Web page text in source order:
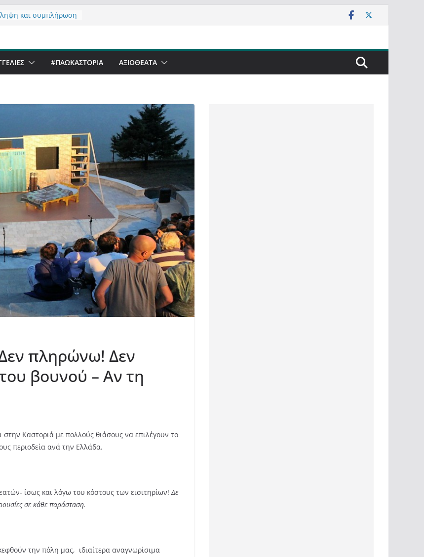
και συμπλήρωση
αντέξει ο
την Καστοριά,
#ΠΑΩΚΑΣΤΟΡΙΑ ΑΞΙΟΘΈΑΤΑ
πληρώνω! Δεν
βουνού – Αν τη
Καστοριά με πολλούς θιάσους να επιλέγουν το
περιοδεία ανά την Ελλάδα.
ίσως και λόγω του κόστους των εισιτηρίων!Δε
σε κάθε παράσταση.
την πόλη μας, ιδιαίτερα αναγνωρίσιμα